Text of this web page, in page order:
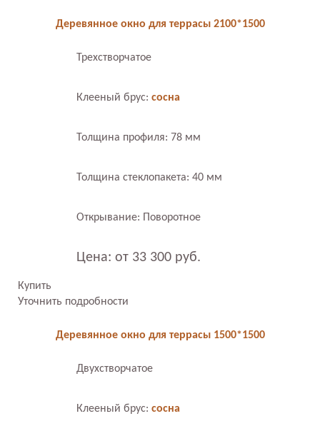
Деревянное окно для террасы 2100*1500
Трехстворчатое
Клееный брус: сосна
Толщина профиля: 78 мм
Толщина стеклопакета: 40 мм
Открывание: Поворотное
Цена: от 33 300 руб.
Купить
Уточнить подробности
Деревянное окно для террасы 1500*1500
Двухстворчатое
Клееный брус: сосна